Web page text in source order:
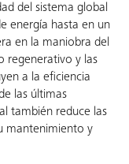
del sistema global
energía hasta en un
en la maniobra del
regenerativo y las
a la eficiencia
las últimas
también reduce las
mantenimiento y